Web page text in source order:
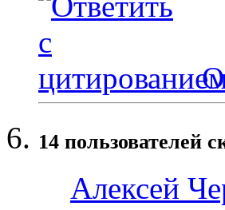
14 пользователей
Алексей